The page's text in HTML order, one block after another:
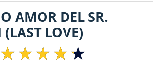
AMOR DEL SR.
LOVE)